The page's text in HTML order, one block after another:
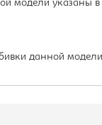
модели указаны в
данной